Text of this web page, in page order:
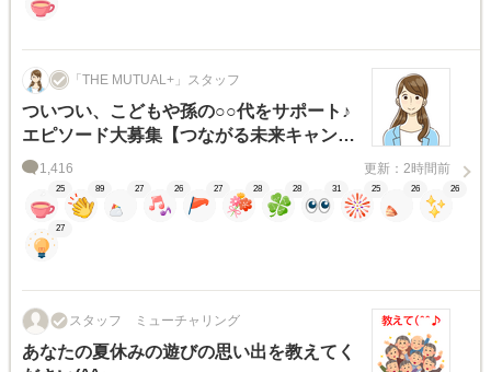
「THE MUTUAL+」スタッフ
ついつい、こどもや孫の○○代をサポート♪
エピソード大募集【つながる未来キャンペ
ーン対象テーマ】
1,416 更新：2時間前
25 89 27 26 27 28 28 31 25 26 26
27
スタッフ ミューチャリング
あなたの夏休みの遊びの思い出を教えてく